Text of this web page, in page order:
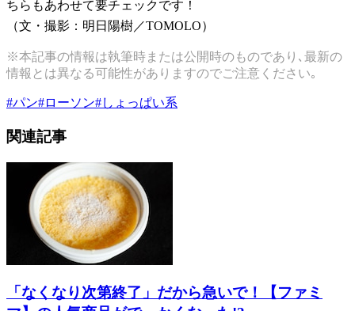
ちらもあわせて要チェックです！
（文・撮影：明日陽樹／TOMOLO）
※本記事の情報は執筆時または公開時のものであり､最新の
情報とは異なる可能性がありますのでご注意ください｡
#パン#ローソン#しょっぱい系
関連記事
「なくなり次第終了」だから急いで！【ファミ